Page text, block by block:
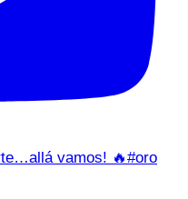
vamos! 🔥#oro